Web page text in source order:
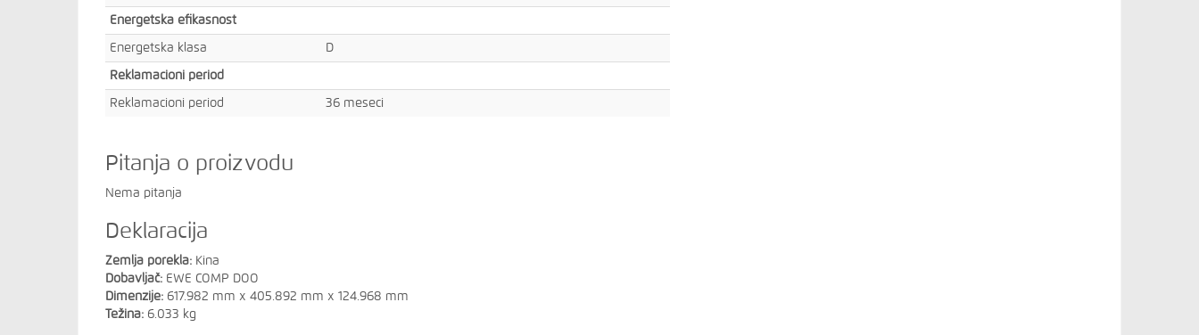
Energetska efikasnost
Energetska klasa D
Reklamacioni period
Reklamacioni period 36 meseci
Pitanja o proizvodu
Nema pitanja
Deklaracija
Zemlja porekla: Kina
Dobavljač: EWE COMP DOO
Dimenzije: 617.982 mm x 405.892 mm x 124.968 mm
Težina: 6.033 kg